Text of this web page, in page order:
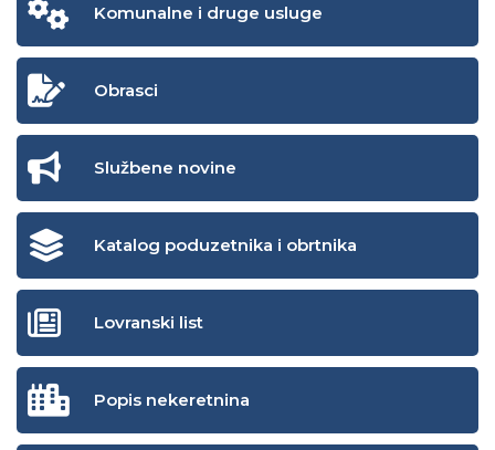
Komunalne i druge usluge
Obrasci
Službene novine
Katalog poduzetnika i obrtnika
Lovranski list
Popis nekeretnina